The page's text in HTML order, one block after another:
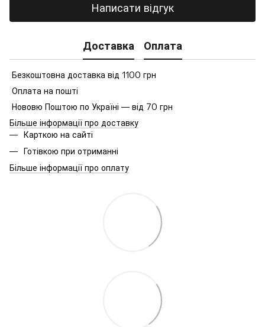
Написати відгук
Доставка Оплата
Безкоштовна доставка від 1100 грн
Оплата на пошті
Нововю Поштою по Україні — від 70 грн
Більше інформації про доставку
Карткою на сайті
Готівкою при отриманні
Більше інформації про оплату